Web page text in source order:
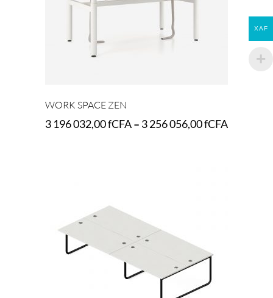
WORK SPACE ZEN
3 196 032,00fCFA– 3 256 056,00fCFA
XAF